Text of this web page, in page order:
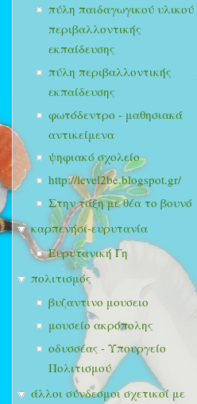
πύλη παιδαγωγικού υλικού
περιβαλλοντικής
εκπαίδευσης
πύλη περιβαλλοντικής
εκπαίδευσης
φωτόδεντρο - μαθησιακά
αντικείμενα
ψηφιακό σχολείο
http://level2be.blogspot.gr/
Στην τάξη με θέα το βουνό
καρπενήσι-ευρυτανία
Ευρυτανική Γη
πολιτισμός
βυζαντινο μουσειο
μουσείο ακρόπολης
οδυσσέας - Υπουργείο
Πολιτισμού
άλλοι σύνδεσμοι σχετικοί με